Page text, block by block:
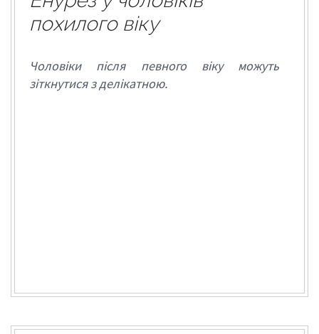
похилого віку
Чоловіки після певного віку можуть
зіткнутися з делікатною.